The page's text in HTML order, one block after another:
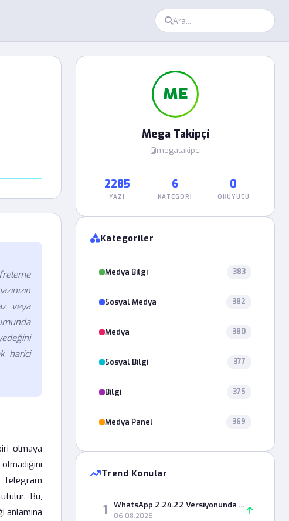
veya
harici
olmaya
Bu,
anlamına
ME
Mega Takipçi
@megatakipci
2285
YAZI
6
KATEGORI
0
OKUYUCU
Kategoriler
Medya Bilgi 383
Sosyal Medya 382
Medya 380
Sosyal Bilgi 377
Bilgi 375
Medya Panel 369
Trend Konular
1 WhatsApp 2.24.22 Versiyonunda Durum Paylaşımı Neden Hata Veriyor?
06.08.2026